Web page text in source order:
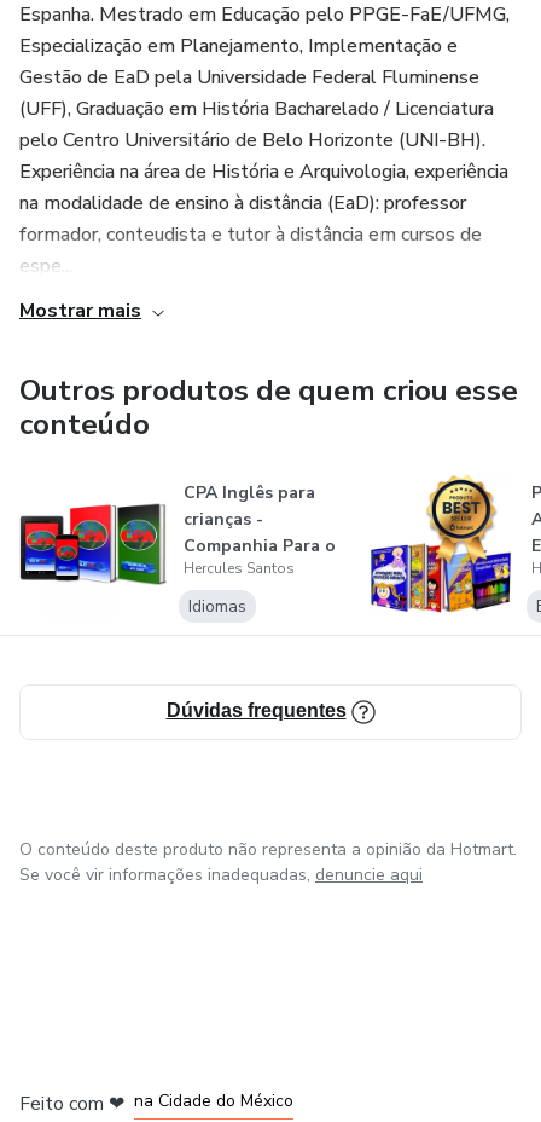
Espanha. Mestrado em Educação pelo PPGE-FaE/UFMG,
Especialização em Planejamento, Implementação e
Gestão de EaD pela Universidade Federal Fluminense
(UFF), Graduação em História Bacharelado / Licenciatura
pelo Centro Universitário de Belo Horizonte (UNI-BH).
Experiência na área de História e Arquivologia, experiência
na modalidade de ensino à distância (EaD): professor
formador, conteudista e tutor à distância em cursos de
espe...
Mostrar mais
Outros produtos de quem criou esse
conteúdo
CPA Inglês para
crianças -
Companhia Para o
Aprender
Hercules Santos
Idiomas
Dúvidas frequentes
O conteúdo deste produto não representa a opinião da Hotmart.
Se você vir informações inadequadas, denuncie aqui
Feito com ❤ na Cidade do México